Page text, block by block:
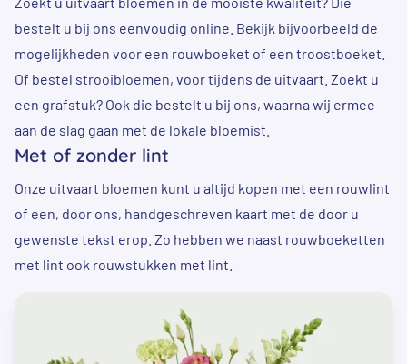
bestelt u bij ons eenvoudig online. Bekijk bijvoorbeeld de
mogelijkheden voor een rouwboeket of een troostboeket
Of bestel strooibloemen, voor tijdens de uitvaart. Zoekt u
een grafstuk? Ook die bestelt u bij ons, waarna wij ermee
aan de slag gaan met de lokale bloemist.
Met of zonder lint
Onze uitvaart bloemen kunt u altijd kopen met een rouwlint
of een, door ons, handgeschreven kaart met de door u
gewenste tekst erop. Zo hebben we naast rouwboeketten
met lint ook rouwstukken met lint